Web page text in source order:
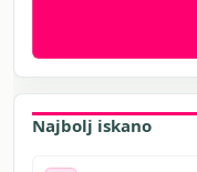
Najbolj iskano